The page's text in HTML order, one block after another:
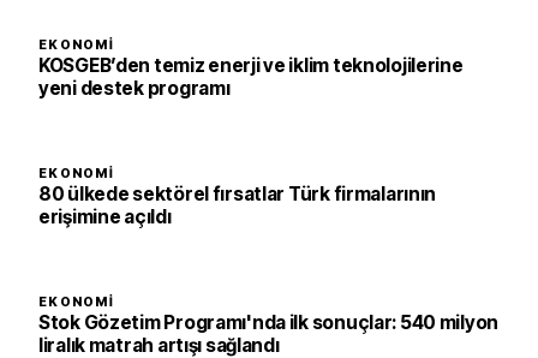
EKONOMI
KOSGEB’den temiz enerji ve iklim teknolojilerine
yeni destek programı
EKONOMI
80 ülkede sektörel fırsatlar Türk firmalarının
erişimine açıldı
EKONOMI
Stok Gözetim Programı'nda ilk sonuçlar: 540 milyon
liralık matrah artışı sağlandı